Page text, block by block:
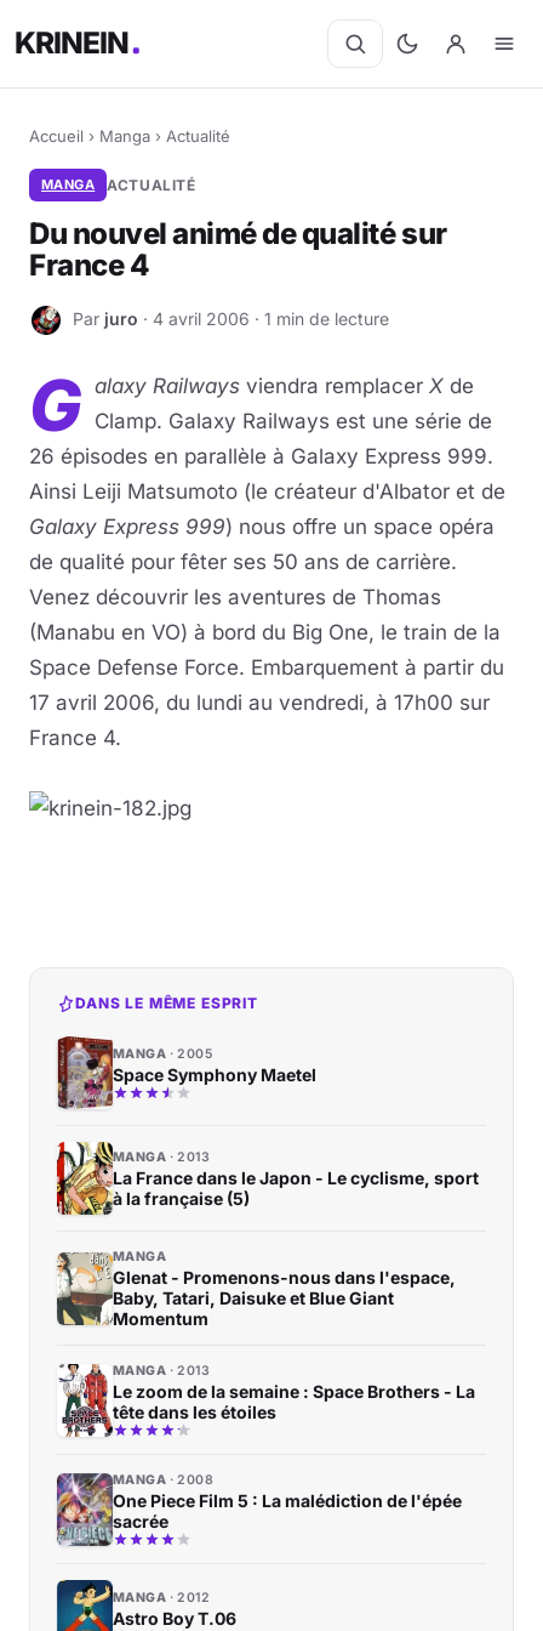
KRINEIN
Accueil › Manga › Actualité
MANGA ACTUALITÉ
Du nouvel animé de qualité sur
France 4
J Par juro · 4 avril 2006 · 1 min de lecture
G alaxy Railways viendra remplacer X de
Clamp. Galaxy Railways est une série de
26 épisodes en parallèle à Galaxy Express 999.
Ainsi Leiji Matsumoto (le créateur d'Albator et de
Galaxy Express 999) nous offre un space opéra
de qualité pour fêter ses 50 ans de carrière.
Venez découvrir les aventures de Thomas
(Manabu en VO) à bord du Big One, le train de la
Space Defense Force. Embarquement à partir du
17 avril 2006, du lundi au vendredi, à 17h00 sur
France 4.
DANS LE MÊME ESPRIT
MANGA 2005
Space Symphony Maetel
MANGA 2013
La France dans le Japon - Le cyclisme, sport
à la française (5)
MANGA
Glenat - Promenons-nous dans l'espace,
Baby, Tatari, Daisuke et Blue Giant
Momentum
MANGA 2013
Le zoom de la semaine : Space Brothers - La
tête dans les étoiles
MANGA 2008
One Piece Film 5 : La malédiction de l'épée
sacrée
MANGA 2012
Astro Boy T.06